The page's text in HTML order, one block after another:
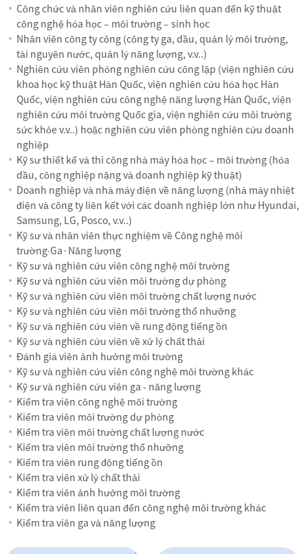
Công chức và nhân viên nghiên cứu liên quan đến kỹ thuật
công nghệ hóa học – môi trường – sinh học
Nhân viên công ty công (công ty ga, dầu, quản lý môi trường,
tài nguyên nước, quản lý năng lượng, v.v..)
Nghiên cứu viên phòng nghiên cứu công lập (viện nghiên cứu
khoa học kỹ thuật Hàn Quốc, viện nghiên cứu hóa học Hàn
Quốc, viện nghiên cứu công nghệ năng lượng Hàn Quốc, viện
nghiên cứu môi trường Quốc gia, viện nghiên cứu môi trường
sức khỏe v.v..) hoặc nghiên cứu viên phòng nghiên cứu doanh
nghiệp
Kỹ sư thiết kế và thi công nhà máy hóa học – môi trường (hóa
dầu, công nghiệp nặng và doanh nghiệp kỹ thuật)
Doanh nghiệp và nhà máy điện về năng lượng (nhà máy nhiệt
điện và công ty liên kết với các doanh nghiệp lớn như Hyundai,
Samsung, LG, Posco, v.v..)
Kỹ sư và nhân viên thực nghiệm về Công nghệ môi
trường∙Ga·Năng lượng
Kỹ sư và nghiên cứu viên công nghệ môi trường
Kỹ sư và nghiên cứu viên môi trường dự phòng
Kỹ sư và nghiên cứu viên môi trường chất lượng nước
Kỹ sư và nghiên cứu viên môi trường thổ nhưỡng
Kỹ sư và nghiên cứu viên về rung động tiếng ồn
Kỹ sư và nghiên cứu viên về xử lý chất thải
Đánh giá viên ảnh hưởng môi trường
Kỹ sư và nghiên cứu viên công nghệ môi trường khác
Kỹ sư và nghiên cứu viên ga - năng lượng
Kiểm tra viên công nghệ môi trường
Kiểm tra viên môi trường dự phòng
Kiểm tra viên môi trường chất lượng nước
Kiểm tra viên môi trường thổ nhưỡng
Kiểm tra viên rung động tiếng ồn
Kiểm tra viên xử lý chất thải
Kiểm tra viên ảnh hưởng môi trường
Kiểm tra viên liên quan đến công nghệ môi trường khác
Kiểm tra viên ga và năng lượng